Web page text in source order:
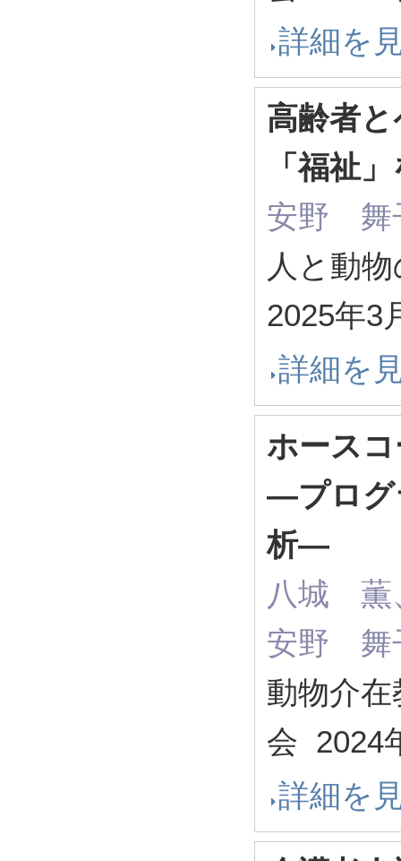
詳細を
高齢者
「福祉
安野 舞
人と動
2025年3
詳細を
ホース
―プログ
析―
八城 薫
安野 舞
動物介
会 2024
詳細を